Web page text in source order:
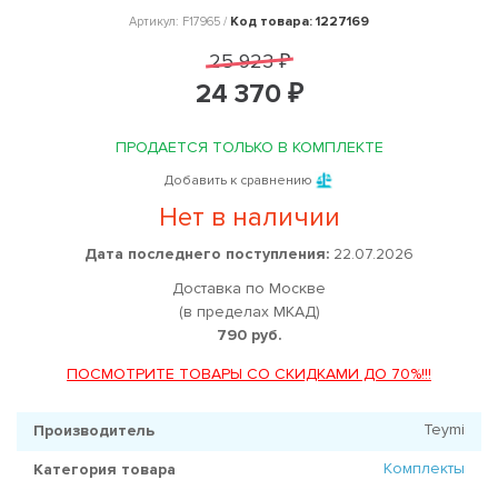
Артикул: F17965 / Код товара: 1227169
25 923 ₽
24 370 ₽
ПРОДАЕТСЯ ТОЛЬКО В КОМПЛЕКТЕ
Добавить к сравнению
Нет в наличии
Дата последнего поступления: 22.07.2026
Доставка по Москве
(в пределах МКАД)
790 руб.
ПОСМОТРИТЕ ТОВАРЫ СО СКИДКАМИ ДО 70%!!!
Производитель Teymi
Категория товара Комплекты